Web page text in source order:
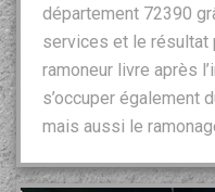
département 72390
services et le résultat
ramoneur livre après
s’occuper également
mais aussi le